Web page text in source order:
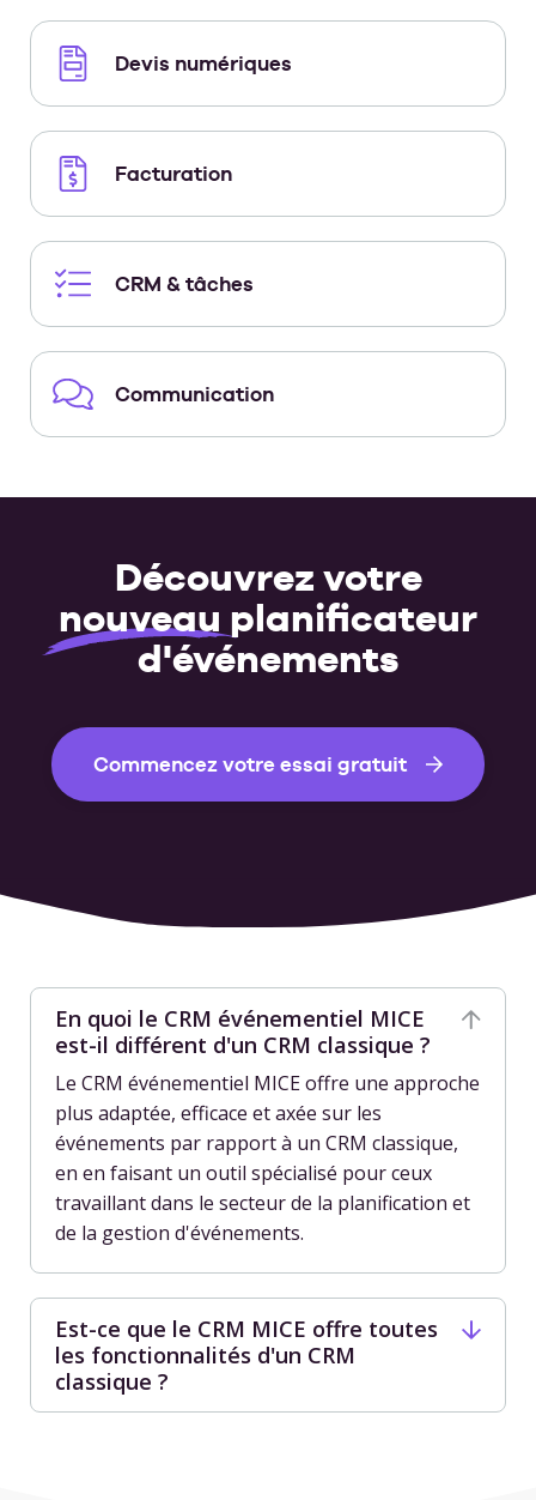
Devis numériques
Facturation
CRM & tâches
Communication
Découvrez votre
nouveau planificateur
d'événements
Commencez votre essai gratuit
En quoi le CRM événementiel MICE
est-il différent d'un CRM classique ?
Le CRM événementiel MICE offre une approche
plus adaptée, efficace et axée sur les
événements par rapport à un CRM classique,
en en faisant un outil spécialisé pour ceux
travaillant dans le secteur de la planification et
de la gestion d'événements.
Est-ce que le CRM MICE offre toutes
les fonctionnalités d'un CRM
classique ?
Le CRM MICE inclut des fonctionnalités